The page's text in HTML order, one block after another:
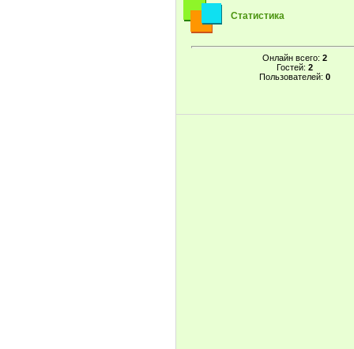
Статистика
Онлайн всего: 2
Гостей: 2
Пользователей: 0